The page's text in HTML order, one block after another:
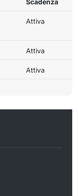
Attiva
Attiva
Attiva